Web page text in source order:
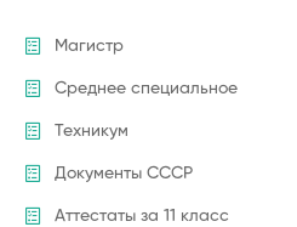
Магистр
Среднее специальное
Техникум
Документы СССР
Аттестаты за 11 класс